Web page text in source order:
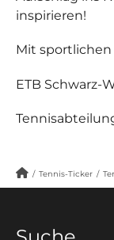
inspirieren!
Mit sportlichen
ETB Schwarz-
/ Tennis-Ticker /